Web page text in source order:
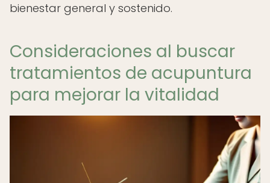
bienestar general y sostenido.
Consideraciones al buscar
tratamientos de acupuntura
para mejorar la vitalidad